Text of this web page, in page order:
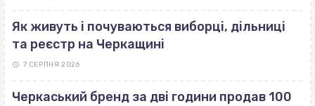
Як живуть і почуваються виборці, дільниці
та реєстр на Черкащині
7 СЕРПНЯ 2026
Черкаський бренд за дві години продав 100